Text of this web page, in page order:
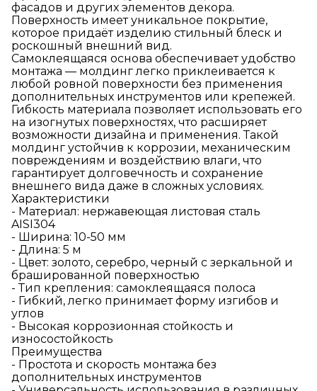
фасадов и других элементов декора.
Поверхность имеет уникальное покрытие,
которое придаёт изделию стильный блеск и
роскошный внешний вид.
Самоклеящаяся основа обеспечивает удобство
монтажа — молдинг легко приклеивается к
любой ровной поверхности без применения
дополнительных инструментов или крепежей.
Гибкость материала позволяет использовать его
на изогнутых поверхностях, что расширяет
возможности дизайна и применения. Такой
молдинг устойчив к коррозии, механическим
повреждениям и воздействию влаги, что
гарантирует долговечность и сохранение
внешнего вида даже в сложных условиях.
Характеристики
- Материал: нержавеющая листовая сталь
AISI304
- Ширина: 10-50 мм
- Длина: 5 м
- Цвет: золото, серебро, черный с зеркальной и
брашированной поверхностью
- Тип крепления: самоклеящаяся полоса
- Гибкий, легко принимает форму изгибов и
углов
- Высокая коррозионная стойкость и
износостойкость
Преимущества
- Простота и скорость монтажа без
дополнительных инструментов